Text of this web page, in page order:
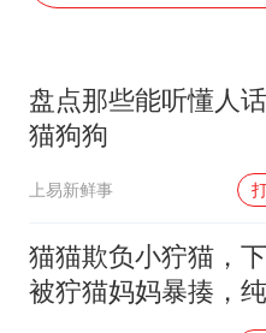
老挝
白
酒
乐享
盘点那些能听懂人
猫狗狗
上易新鲜事
猫猫欺负小狞猫，
被狞猫妈妈暴揍，